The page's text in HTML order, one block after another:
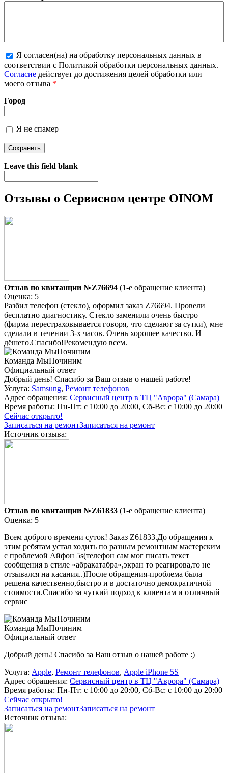
Более подробная информация о текстовых форматах
Я согласен(на) на обработку персональных данных в
соответствии с Политикой обработки персональных данных.
Согласие действует до достижения целей обработки или
моего отзыва *
Город
Я не спамер
Я спамер
Leave this field blank
Отзывы о Сервисном центре OINOM
Отзыв по квитанции №Z76694 (1-е обращение клиента)
Оценка: 5
Разбил телефон (стекло), оформил заказ Z76694. Провели
бесплатно диагностику. Стекло заменили очень быстро
(фирма перестраховывается говоря, что сделают за сутки), мне
сделали в течении 3-х часов. Очень хорошее качество. И
дёшего.Спасибо!Рекомендую всем.
Команда МыПочиним
Официальный ответ
Добрый день! Спасибо за Ваш отзыв о нашей работе!
Услуга: Samsung, Ремонт телефонов
Адрес обращения: Сервисный центр в ТЦ "Аврора" (Самара)
Время работы: Пн-Пт: с 10:00 до 20:00, Сб-Вс: с 10:00 до 20:00
Сейчас открыто!
Записаться на ремонтЗаписаться на ремонт
Источник отзыва:
Отзыв по квитанции №Z61833 (1-е обращение клиента)
Оценка: 5
Всем доброго времени суток! Заказ Z61833.До обращения к
этим ребятам устал ходить по разным ремонтным мастерским
с проблемой Айфон 5s(телефон сам мог писать текст
сообщения в стиле «абракатабра»,экран то реагирова,то не
отзывался на касания..)После обращения-проблема была
решена качественно,быстро и в достаточно демократичной
стоимости.Спасибо за чуткий подход к клиентам и отличный
сервис
Команда МыПочиним
Официальный ответ
Добрый день! Спасибо за Ваш отзыв о нашей работе :)
Услуга: Apple, Ремонт телефонов, Apple iPhone 5S
Адрес обращения: Сервисный центр в ТЦ "Аврора" (Самара)
Время работы: Пн-Пт: с 10:00 до 20:00, Сб-Вс: с 10:00 до 20:00
Сейчас открыто!
Записаться на ремонтЗаписаться на ремонт
Источник отзыва: